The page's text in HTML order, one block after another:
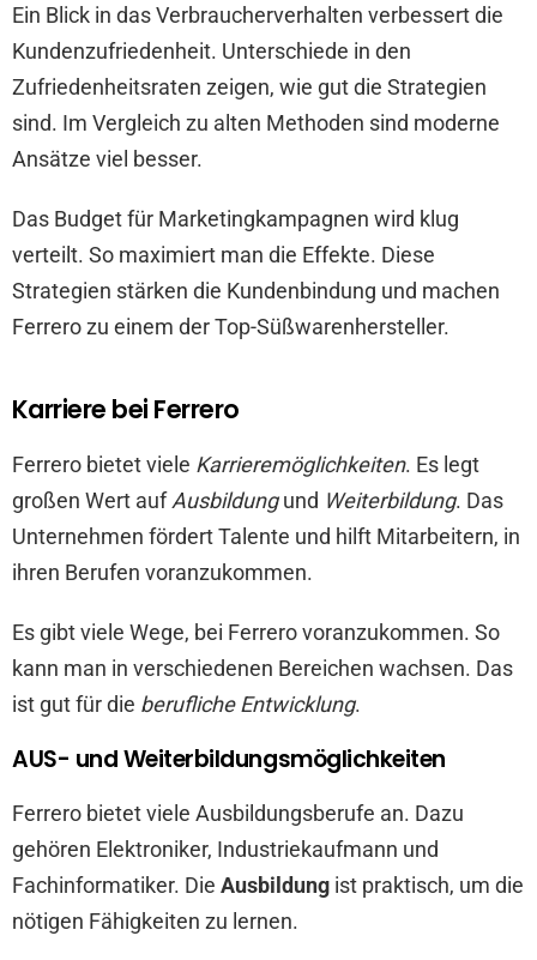
Ein Blick in das Verbraucherverhalten verbessert die
Kundenzufriedenheit. Unterschiede in den
Zufriedenheitsraten zeigen, wie gut die Strategien
sind. Im Vergleich zu alten Methoden sind moderne
Ansätze viel besser.
Das Budget für Marketingkampagnen wird klug
verteilt. So maximiert man die Effekte. Diese
Strategien stärken die Kundenbindung und machen
Ferrero zu einem der Top-Süßwarenhersteller.
Karriere bei Ferrero
Ferrero bietet viele Karrieremöglichkeiten. Es legt
großen Wert aufAusbildungund Weiterbildung. Das
Unternehmen fördert Talente und hilft Mitarbeitern, in
ihren Berufen voranzukommen.
Es gibt viele Wege, bei Ferrero voranzukommen. So
kann man in verschiedenen Bereichen wachsen. Das
ist gut für die berufliche Entwicklung.
AUS- und Weiterbildungsmöglichkeiten
Ferrero bietet viele Ausbildungsberufe an. Dazu
gehören Elektroniker, Industriekaufmann und
Fachinformatiker. Die Ausbildung ist praktisch, um die
nötigen Fähigkeiten zu lernen.